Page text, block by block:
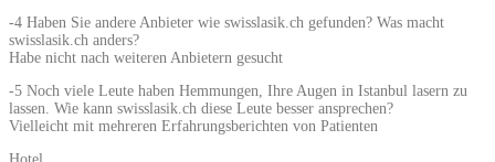
-4 Haben Sie andere Anbieter wie swisslasik.ch gefunden? Was macht
swisslasik.ch anders?
Habe nicht nach weiteren Anbietern gesucht
-5 Noch viele Leute haben Hemmungen, Ihre Augen in Istanbul lasern zu
lassen. Wie kann swisslasik.ch diese Leute besser ansprechen?
Vielleicht mit mehreren Erfahrungsberichten von Patienten